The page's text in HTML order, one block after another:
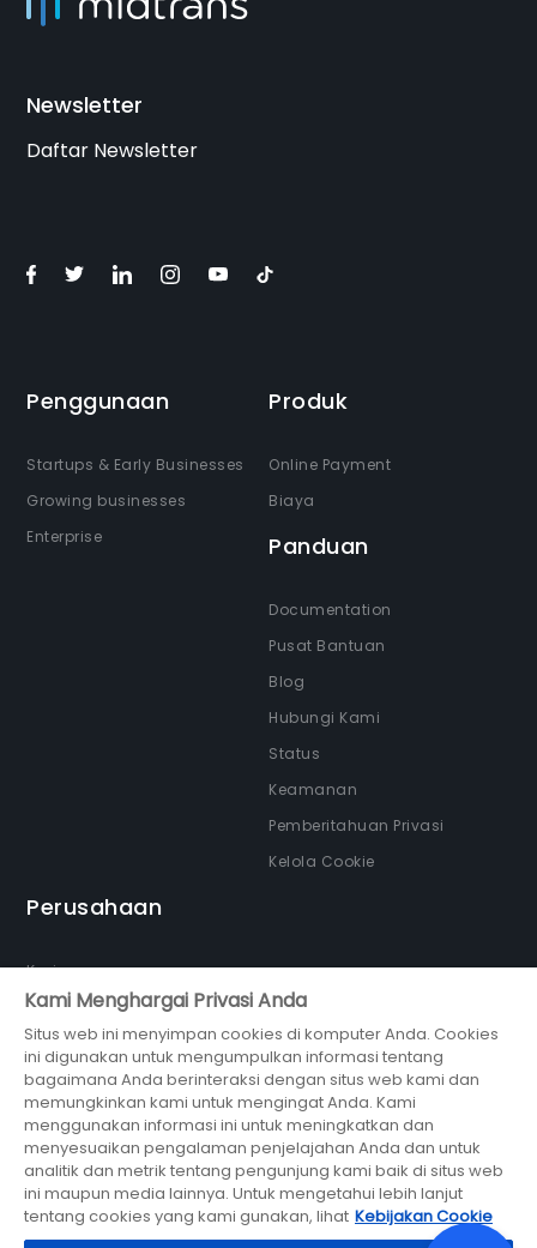
Newsletter
Daftar Newsletter
Penggunaan
Startups & Early Businesses
Growing businesses
Enterprise
Produk
Online Payment
Biaya
Panduan
Documentation
Pusat Bantuan
Blog
Hubungi Kami
Status
Keamanan
Pemberitahuan Privasi
Kelola Cookie
Perusahaan
Karir
Tentang kami
Newsroom
Partner
bagian dari
Kami Menghargai Privasi Anda
Situs web ini menyimpan cookies di komputer Anda. Cookies
ini digunakan untuk mengumpulkan informasi tentang
bagaimana Anda berinteraksi dengan situs web kami dan
memungkinkan kami untuk mengingat Anda. Kami
menggunakan informasi ini untuk meningkatkan dan
menyesuaikan pengalaman penjelajahan Anda dan untuk
analitik dan metrik tentang pengunjung kami baik di situs web
ini maupun media lainnya. Untuk mengetahui lebih lanjut
tentang cookies yang kami gunakan, lihat Kebijakan Cookie